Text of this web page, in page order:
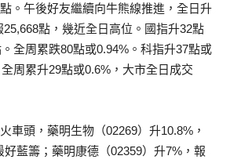
。午後好友繼續向牛熊線推進，全日升
25,668點，幾近全日高位。國指升32點
全周累跌80點或0.94%。科指升37點或
周累升29點或0.6%，大市全日成交
車頭，藥明生物（02269）升10.8%，
藍籌；藥明康德（02359）升7%，報